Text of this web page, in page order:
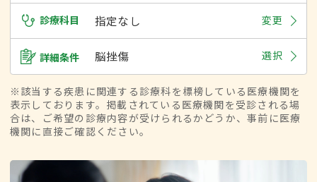
診療科目 指定なし 変更
詳細条件 脳挫傷 選択
※該当する疾患に関連する診療科を標榜している医療機関を
表示しております。掲載されている医療機関を受診される場
合は、ご希望の診療内容が受けられるかどうか、事前に医療
機関に直接ご確認ください。